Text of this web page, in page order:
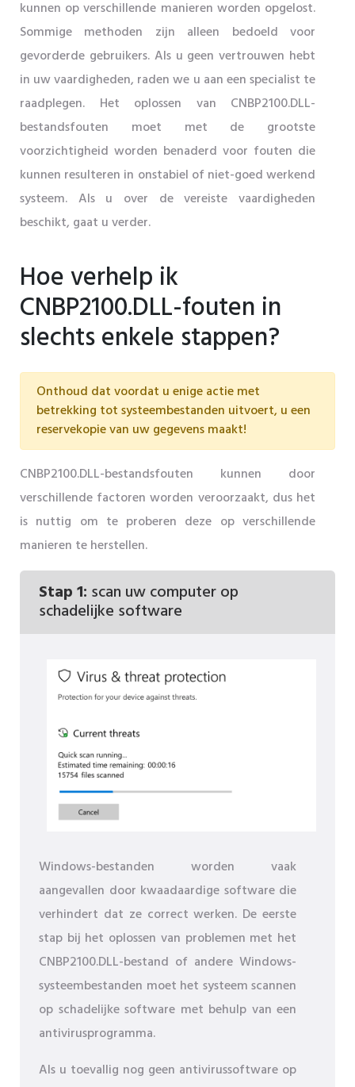
kunnen op verschillende manieren worden opgelost.
Sommige methoden zijn alleen bedoeld voor
gevorderde gebruikers. Als u geen vertrouwen hebt
in uw vaardigheden, raden we u aan een specialist te
raadplegen. Het oplossen van CNBP2100.DLL-
bestandsfouten moet met de grootste
voorzichtigheid worden benaderd voor fouten die
kunnen resulteren in onstabiel of niet-goed werkend
systeem. Als u over de vereiste vaardigheden
beschikt, gaat u verder.
Hoe verhelp ik
CNBP2100.DLL-fouten in
slechts enkele stappen?
Onthoud dat voordat u enige actie met
betrekking tot systeembestanden uitvoert, u een
reservekopie van uw gegevens maakt!
CNBP2100.DLL-bestandsfouten kunnen door
verschillende factoren worden veroorzaakt, dus het
is nuttig om te proberen deze op verschillende
manieren te herstellen.
Stap 1: scan uw computer op
schadelijke software
Windows-bestanden worden vaak
aangevallen door kwaadaardige software die
verhindert dat ze correct werken. De eerste
stap bij het oplossen van problemen met het
CNBP2100.DLL-bestand of andere Windows-
systeembestanden moet het systeem scannen
op schadelijke software met behulp van een
antivirusprogramma.
Als u toevallig nog geen antivirussoftware op